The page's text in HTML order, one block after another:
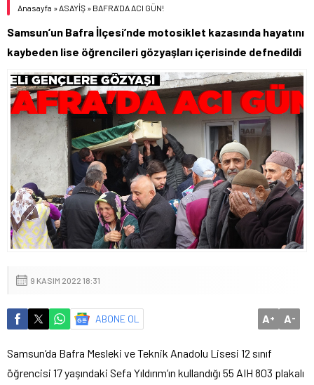
Anasayfa »ASAYİŞ » BAFRA’DA ACI GÜN!
Samsun’un Bafra İlçesi’nde motosiklet kazasında hayatını
kaybeden lise öğrencileri gözyaşları içerisinde defnedildi
9 KASIM 2022 18:31
ABONE OL A+ A-
Samsun’da Bafra Mesleki ve Teknik Anadolu Lisesi 12 sınıf
öğrencisi 17 yaşındaki Sefa Yıldırım’ın kullandığı 55 AIH 803 plakalı